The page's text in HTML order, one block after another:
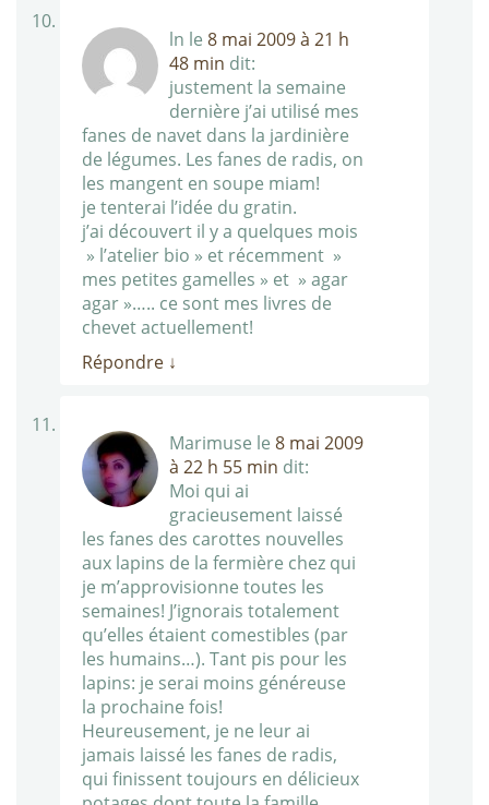
ln le 8 mai 2009 à 21 h
48 min dit:
justement la semaine
dernière j’ai utilisé mes
fanes de navet dans la jardinière
de légumes. Les fanes de radis, on
les mangent en soupe miam!
je tenterai l’idée du gratin.
j’ai découvert il y a quelques mois
» l’atelier bio » et récemment »
mes petites gamelles » et » agar
agar »….. ce sont mes livres de
chevet actuellement!
Répondre ↓
Marimuse le 8 mai 2009
à 22 h 55 min dit:
Moi qui ai
gracieusement laissé
les fanes des carottes nouvelles
aux lapins de la fermière chez qui
je m’approvisionne toutes les
semaines! J’ignorais totalement
qu’elles étaient comestibles (par
les humains…). Tant pis pour les
lapins: je serai moins généreuse
la prochaine fois!
Heureusement, je ne leur ai
jamais laissé les fanes de radis,
qui finissent toujours en délicieux